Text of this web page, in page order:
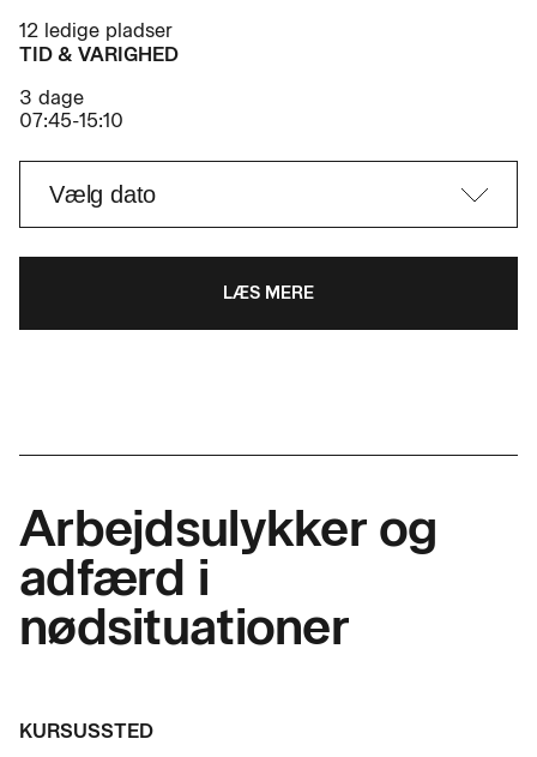
12 ledige pladser
TID & VARIGHED
3 dage
07:45-15:10
LÆS MERE
Arbejdsulykker og
adfærd i
nødsituationer
KURSUSSTED